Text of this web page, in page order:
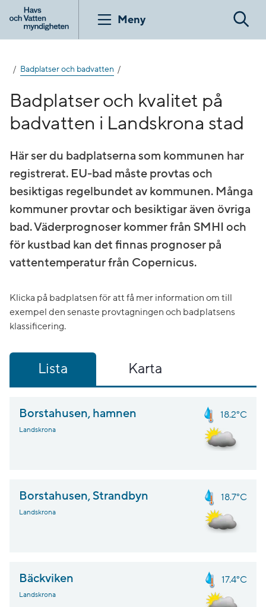
till
innehåll
Meny Sök
Badplatser och badvatten
Badplatser och kvalitet på
badvatten i Landskrona stad
Här ser du badplatserna som kommunen har
registrerat. EU-bad måste provtas och
besiktigas regelbundet av kommunen. Många
kommuner provtar och besiktigar även övriga
bad. Väderprognoser kommer från SMHI och
för kustbad kan det finnas prognoser på
vattentemperatur från Copernicus.
Klicka på badplatsen för att få mer information om till
exempel den senaste provtagningen och badplatsens
klassificering.
Lista Karta
Borstahusen, hamnen
Landskrona
18.2°C
Borstahusen, Strandbyn
Landskrona
18.7°C
Bäckviken
Landskrona
17.4°C